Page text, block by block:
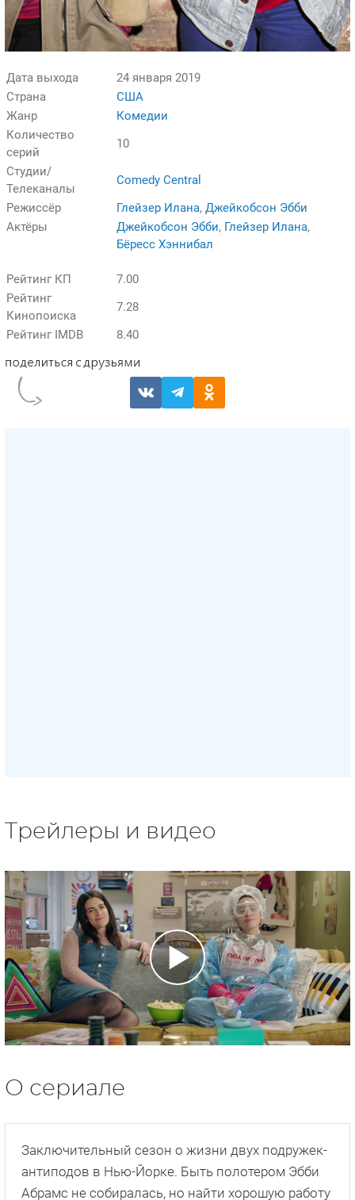
Дата выхода
24 января 2019
Страна
США
Жанр
Комедии
Количество
серий
10
Студии/
Телеканалы
Comedy Central
Режиссёр
Глейзер Илана, Джейкобсон Эбби
Актёры
Джейкобсон Эбби, Глейзер Илана,
Бёресс Хэннибал
Рейтинг КП
7.00
Рейтинг
Кинопоиска
7.28
Рейтинг IMDB
8.40
Трейлеры и видео
О сериале
Заключительный сезон о жизни двух подружек-
антиподов в Нью-Йорке. Быть полотером Эбби
Абрамс не собиралась, но найти хорошую работу